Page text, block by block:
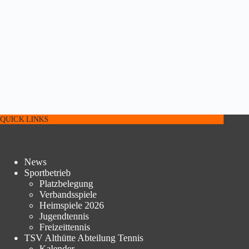
QUICK LINKS
News
Sportbetrieb
Platzbelegung
Verbandsspiele
Heimspiele 2026
Jugendtennis
Freizeittennis
TSV Althütte Abteilung Tennis